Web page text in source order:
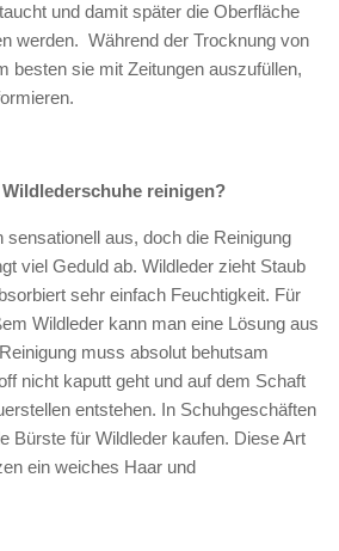
und damit später die Oberfläche
werden. Während der Trocknung von
besten sie mit Zeitungen auszufüllen,
reinigen?
sensationell aus, doch die Reinigung
viel Geduld ab. Wildleder zieht Staub
sehr einfach Feuchtigkeit. Für
Wildleder kann man eine Lösung aus
muss absolut behutsam
nicht kaputt geht und auf dem Schaft
entstehen. In Schuhgeschäften
Bürste für Wildleder kaufen. Diese Art
ein weiches Haar und